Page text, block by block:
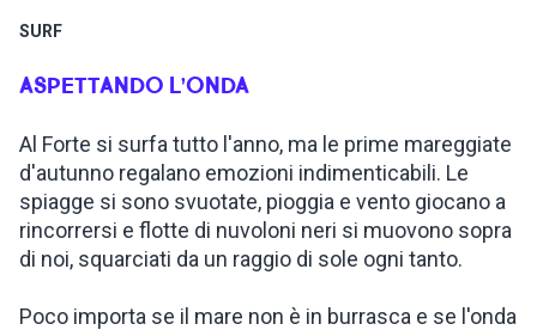
VILLA BERTELLI
ISPIRAZIONI
WEBCAM
CONTATTI
SURF
ASPETTANDO L’ONDA
Al Forte si surfa tutto l'anno, ma le prime mareggiate
d'autunno regalano emozioni indimenticabili. Le
spiagge si sono svuotate, pioggia e vento giocano a
rincorrersi e flotte di nuvoloni neri si muovono sopra
di noi, squarciati da un raggio di sole ogni tanto.
Poco importa se il mare non è in burrasca e se l'onda